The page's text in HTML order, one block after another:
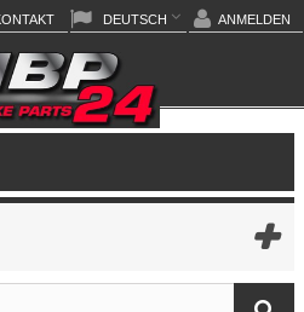
ANMELDEN
DEUTSCH